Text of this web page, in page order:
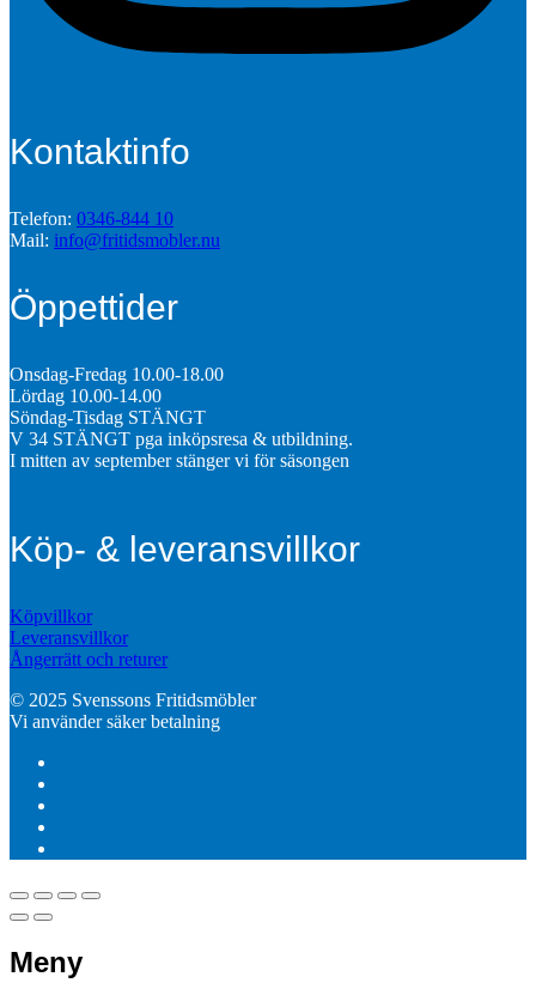
Kontaktinfo
Telefon: 0346-844 10
Mail: info@fritidsmobler.nu
Öppettider
Onsdag-Fredag 10.00-18.00
Lördag 10.00-14.00
Söndag-Tisdag STÄNGT
V 34 STÄNGT pga inköpsresa & utbildning.
I mitten av september stänger vi för säsongen
Köp- & leveransvillkor
Köpvillkor
Leveransvillkor
Ångerrätt och returer
© 2025 Svenssons Fritidsmöbler
Vi använder säker betalning
Meny